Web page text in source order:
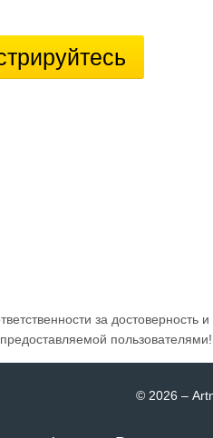
за достоверность и
пользователями!
© 2026 –